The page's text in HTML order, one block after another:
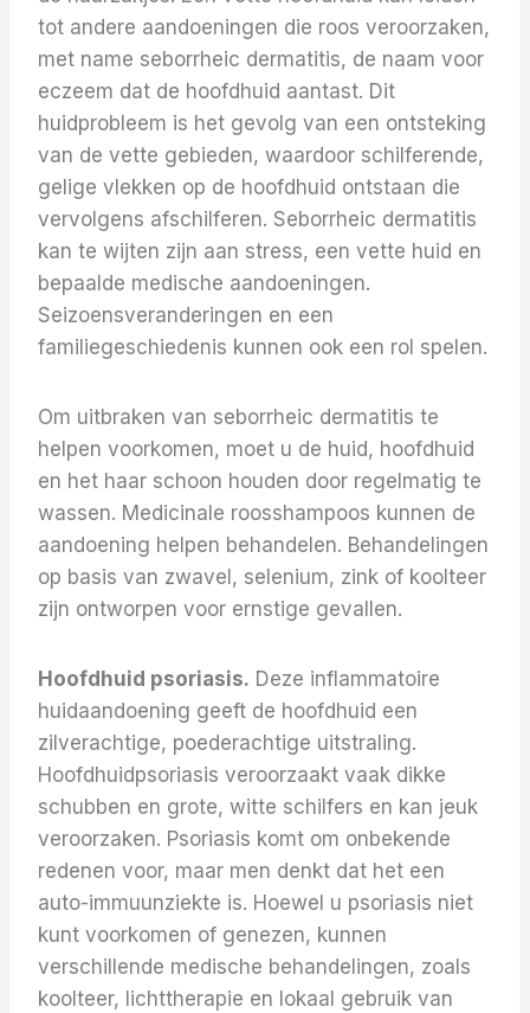
tot andere aandoeningen die roos veroorzaken,
met name seborrheic dermatitis, de naam voor
eczeem dat de hoofdhuid aantast. Dit
huidprobleem is het gevolg van een ontsteking
van de vette gebieden, waardoor schilferende,
gelige vlekken op de hoofdhuid ontstaan ​​die
vervolgens afschilferen. Seborrheic dermatitis
kan te wijten zijn aan stress, een vette huid en
bepaalde medische aandoeningen.
Seizoensveranderingen en een
familiegeschiedenis kunnen ook een rol spelen.
Om uitbraken van seborrheic dermatitis te
helpen voorkomen, moet u de huid, hoofdhuid
en het haar schoon houden door regelmatig te
wassen. Medicinale roosshampoos kunnen de
aandoening helpen behandelen. Behandelingen
op basis van zwavel, selenium, zink of koolteer
zijn ontworpen voor ernstige gevallen.
Hoofdhuid psoriasis. Deze inflammatoire
huidaandoening geeft de hoofdhuid een
zilverachtige, poederachtige uitstraling.
Hoofdhuidpsoriasis veroorzaakt vaak dikke
schubben en grote, witte schilfers en kan jeuk
veroorzaken. Psoriasis komt om onbekende
redenen voor, maar men denkt dat het een
auto-immuunziekte is. Hoewel u psoriasis niet
kunt voorkomen of genezen, kunnen
verschillende medische behandelingen, zoals
koolteer, lichttherapie en lokaal gebruik van